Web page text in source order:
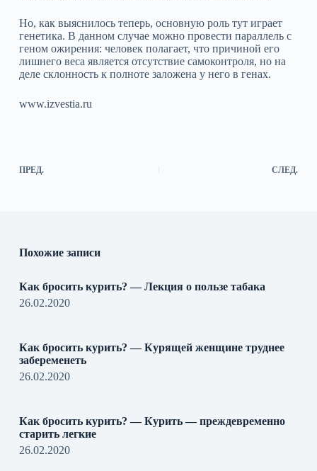
Но, как выяснилось теперь, основную роль тут играет
генетика. В данном случае можно провести параллель с
геном ожирения: человек полагает, что причиной его
лишнего веса является отсутствие самоконтроля, но на
деле склонность к полноте заложена у него в генах.
www.izvestia.ru
ПРЕД. СЛЕД.
Похожие записи
Как бросить курить? — Лекция о пользе табака
26.02.2020
Как бросить курить? — Курящей женщине труднее
забеременеть
26.02.2020
Как бросить курить? — Курить — преждевременно
старить легкие
26.02.2020